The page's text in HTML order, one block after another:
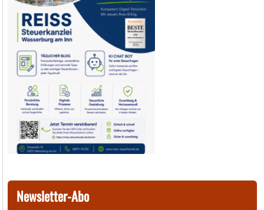
Newsletter-Abo